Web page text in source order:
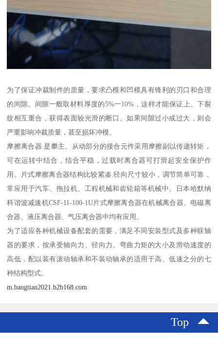
为了保证冲裁制件的质量，要求凸模和凹模具有锋利的刃口和合理
的间隙。间隙一般取材料厚度的5%一10%，这样才能保证上、下裂
纹相互重合，获得表面较光滑的断口。如果间隙过小或过大，则会
严重影响冲裁质量，甚至损坏冲模。
摩擦离合器.是攀主、从动部分的接合元件采用摩擦副以传递转矩，
可在运转中结合，结合平稳，过载时离合器可打滑起安全保护作
用。片式摩擦离合器结构比较紧凑.径向尺寸较小，调节简单可靠，
常应用于汽车、拖拉机、工程机械和齿轮箱等机械中。日本哈默纳
科谐波减速机CSF-11-100-1U片式摩擦离合器在机械离合器、电磁离
合器、液压离合器、气压离合器中均有应用。
为了适应各种机械设备配套的需要，满足不同安装型式及多种联轴
器的要求，按承受轴向力、径向力、弯曲力矩的大小及滑动速度的
高低，配以装有滚动轴承和不装动轴承的适用于高、低速之分的七
种结构型式。
m.bangtian2021.b2b168.com
Top